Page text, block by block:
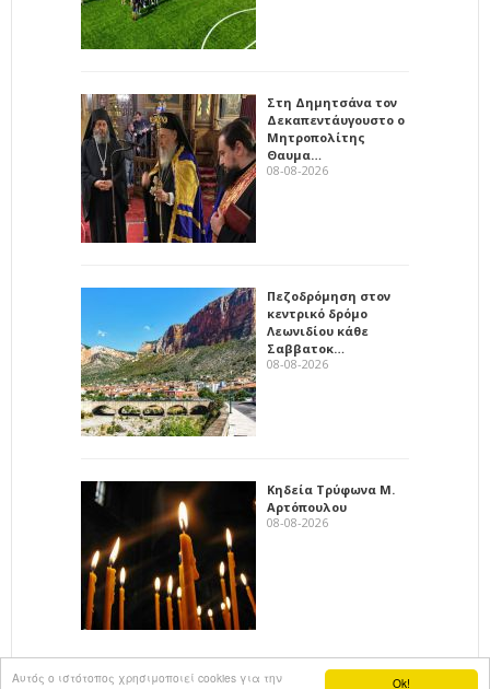
Ok!
Αυτός ο ιστότοπος χρησιμοποιεί cookies για την
Στη Δημητσάνα τον
Δεκαπεντάυγουστο ο
Μητροπολίτης
Θαυμα…
08-08-2026
Πεζοδρόμηση στον
κεντρικό δρόμο
Λεωνιδίου κάθε
Σαββατοκ…
08-08-2026
Κηδεία Τρύφωνα Μ.
Αρτόπουλου
08-08-2026